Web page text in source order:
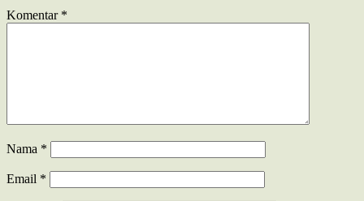
Komentar *
Nama *
Email *